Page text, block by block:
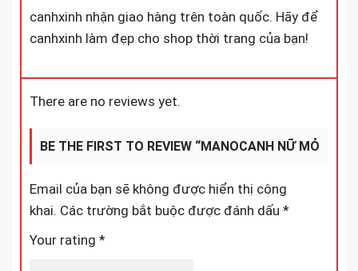
canhxinh nhận giao hàng trên toàn quốc. Hãy để
canhxinh làm đẹp cho shop thời trang của bạn!
There are no reviews yet.
BE THE FIRST TO REVIEW “MANOCANH NỮ MỎ
CHU CHO SHOP THỜI TRANG”
Email của bạn sẽ không được hiển thị công
khai. Các trường bắt buộc được đánh dấu *
Your rating *